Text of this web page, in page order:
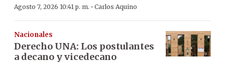
Agosto 7, 2026 10:41 p. m. · Carlos Aquino
Nacionales
Derecho UNA: Los postulantes
a decano y vicedecano